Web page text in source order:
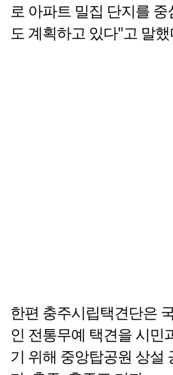
로 아파트 밀집 단지를
도 계획하고 있다"고 말
한편 충주시립택견단은
인 전통무예 택견을 시민
기 위해 중앙탑공원 상설